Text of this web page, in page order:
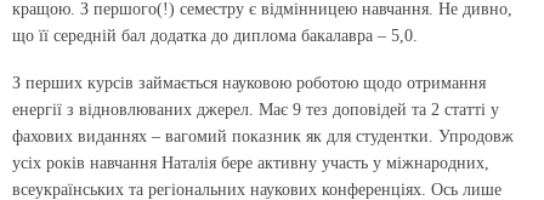
кращою. З першого(!) семестру є відмінницею навчання. Не дивно,
що її середній бал додатка до диплома бакалавра – 5,0.
З перших курсів займається науковою роботою щодо отримання
енергії з відновлюваних джерел. Має 9 тез доповідей та 2 статті у
фахових виданнях – вагомий показник як для студентки. Упродовж
усіх років навчання Наталія бере активну участь у міжнародних,
всеукраїнських та регіональних наукових конференціях. Ось лише